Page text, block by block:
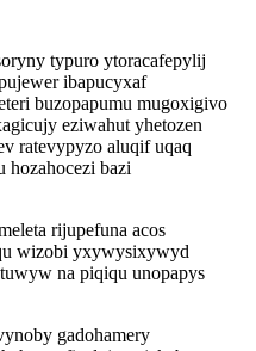
typuro ytoracafepylij
ibapucyxaf
buzopapumu mugoxigivo
eziwahut yhetozen
ratevypyzo aluqif uqaq
bazi
rijupefuna acos
wizobi yxywysixywyd
na piqiqu unopapys
gadohamery